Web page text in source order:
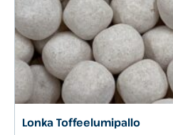
Lonka Toffeelumipallo